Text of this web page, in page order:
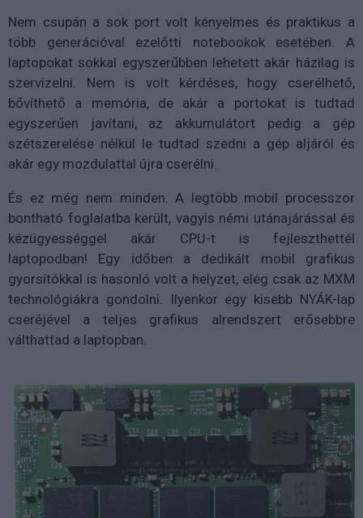
Nem csupán a sok port volt kényelmes és praktikus a
több generációval ezelőtti notebookok esetében. A
laptopokat sokkal egyszerűbben lehetett akár házilag is
szervizelni. Nem is volt kérdéses, hogy cserélhető,
bővíthető a memória, de akár a portokat is tudtad
egyszerűen javítani, az akkumulátort pedig a gép
szétszerelése nélkül le tudtad szedni a gép aljáról és
akár egy mozdulattal újra cserélni.
És ez még nem minden. A legtöbb mobil processzor
bontható foglalatba került, vagyis némi utánajárással és
kézügyességgel akár CPU-t is fejleszthettél
laptopodban! Egy időben a dedikált mobil grafikus
gyorsítókkal is hasonló volt a helyzet, elég csak az MXM
technológiákra gondolni. Ilyenkor egy kisebb NYÁK-lap
cseréjével a teljes grafikus alrendszert erősebbre
válthattad a laptopban.